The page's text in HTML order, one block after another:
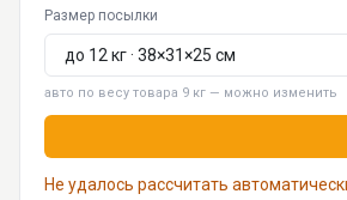
Размер посылки
авто по весу товара 9 кг — можно изменить
Не удалось рассчитать